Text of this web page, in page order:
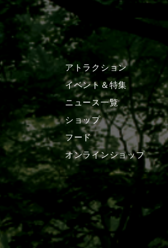
アトラクション
イベント＆特集
ニュース一覧
ショップ
フード
オンラインショップ